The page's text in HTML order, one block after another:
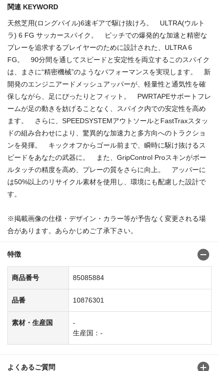
関連 KEYWORD
天然芝用(ロングパイル)6速ギアで駆け抜けろ。 ULTRA(ウルト
ラ) 6 FG サッカースパイク。 ピッチでの爆発的な加速と精密な
プレーを追求するプレイヤーのために設計された、ULTRA 6
FG。 90分間を通してスピードと安定性を両立するこのスパイク
は、まさに“精密機械”のようなパフォーマンスを実現します。 新
開発のエンジニアードメッシュアッパーが、軽量性と通気性を確
保しながら、足にぴったりとフィット。 PWRTAPEサポートフレ
ームが足の動きを妨げることなく、スパイク内での安定性を高め
ます。 さらに、SPEEDSYSTEMアウトソールとFastTraxスタッ
ドの組み合わせにより、驚異的な加速力と多方向へのトラクショ
ンを発揮。 キックオフからゴール前まで、瞬時に駆け抜けるス
ピードをあなたの武器に。 また、GripControl Proスキンがボー
ルタッチの精度を高め、プレーの質をさらに向上。 アッパーに
は50%以上のリサイクル素材を使用し、環境にも配慮した設計で
す。
※掲載画像の仕様・デザイン・カラー等が予告なく変更される場
合があります。あらかじめご了承下さい。
特徴
商品番号 85085884
品番 10876301
素材・生産国
-
生産国：-
よくあるご質問